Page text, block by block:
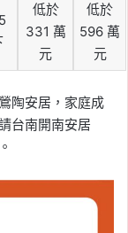
低於
331 萬
元
低於
596 萬
元
陶安居，家庭成
台南開南安居